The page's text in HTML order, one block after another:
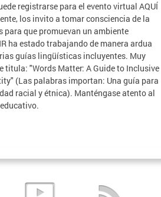
registrarse para el evento virtual AQUÍ
los invito a tomar consciencia de la
que promuevan un ambiente
ha estado trabajando de manera ardua
guías lingüísticas incluyentes. Muy
titula: "Words Matter: A Guide to Inclusive
(Las palabras importan: Una guía para
racial y étnica). Manténgase atento al